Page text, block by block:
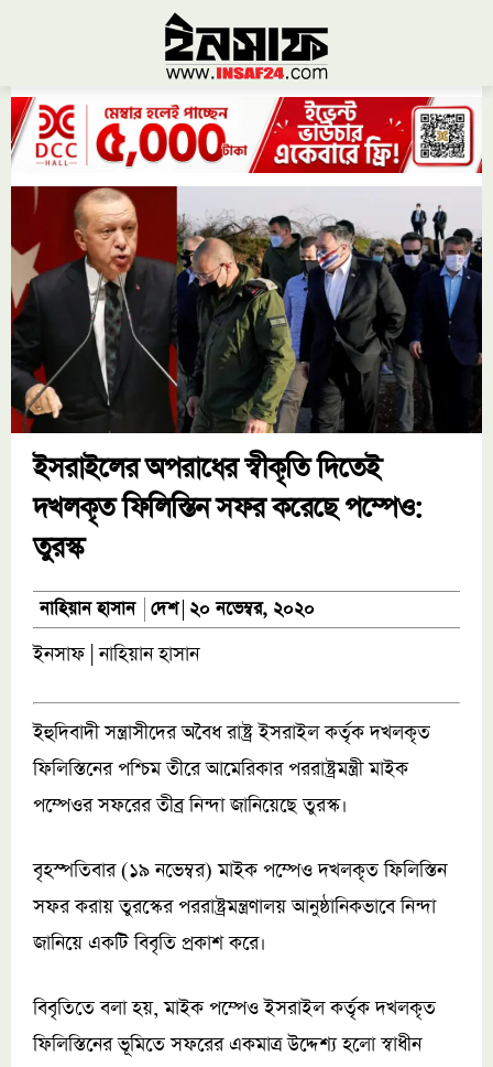
ইসরাইলের অপরাধের স্বীকৃতি দিতেই
দখলকৃত ফিলিস্তিন সফর করেছে পম্পেও:
তুরস্ক
নাহিয়ান হাসান দেশ ২০ নভেম্বর, ২০২০
ইনসাফ | নাহিয়ান হাসান
ইহুদিবাদী সন্ত্রাসীদের অবৈধ রাষ্ট্র ইসরাইল কর্তৃক দখলকৃত
ফিলিস্তিনের পশ্চিম তীরে আমেরিকার পররাষ্ট্রমন্ত্রী মাইক
পম্পেওর সফরের তীব্র নিন্দা জানিয়েছে তুরস্ক।
বৃহস্পতিবার (১৯ নভেম্বর) মাইক পম্পেও দখলকৃত ফিলিস্তিন
সফর করায় তুরস্কের পররাষ্ট্রমন্ত্রণালয় আনুষ্ঠানিকভাবে নিন্দা
জানিয়ে একটি বিবৃতি প্রকাশ করে।
বিবৃতিতে বলা হয়, মাইক পম্পেও ইসরাইল কর্তৃক দখলকৃত
ফিলিস্তিনের ভূমিতে সফরের একমাত্র উদ্দেশ্য হলো স্বাধীন